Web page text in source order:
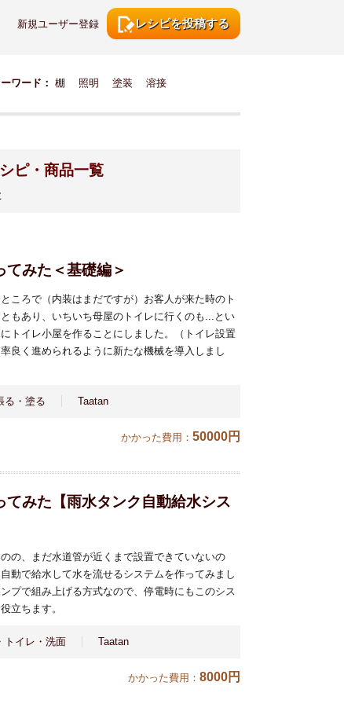
レシピを投稿する
新規ユーザー登録
ワード： 棚 照明 塗装 溶接
ピ・商品一覧
てみた＜基礎編＞
ころで（内装はまだですが）お客人が来た時のト
もあり、いちいち母屋のトイレに行くのも...とい
トイレ小屋を作ることにしました。（トイレ設置
良く進められるように新たな機械を導入しまし
る・塗る Taatan
かかった費用： 50000円
てみた【雨水タンク自動給水シス
の、まだ水道管が近くまで設置できていないの
動で給水して水を流せるシステムを作ってみまし
プで組み上げる方式なので、停電時にもこのシス
立ちます。
トイレ・洗面 Taatan
かかった費用： 8000円